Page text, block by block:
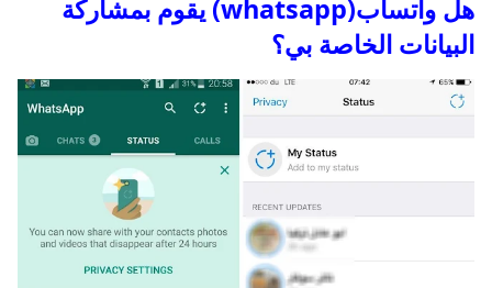
هل واتساب(whatsapp) يقوم بمشاركة
البيانات الخاصة بي؟